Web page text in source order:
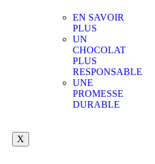
EN SAVOIR
PLUS
UN
CHOCOLAT
PLUS
RESPONSABLE
UNE
PROMESSE
DURABLE
X